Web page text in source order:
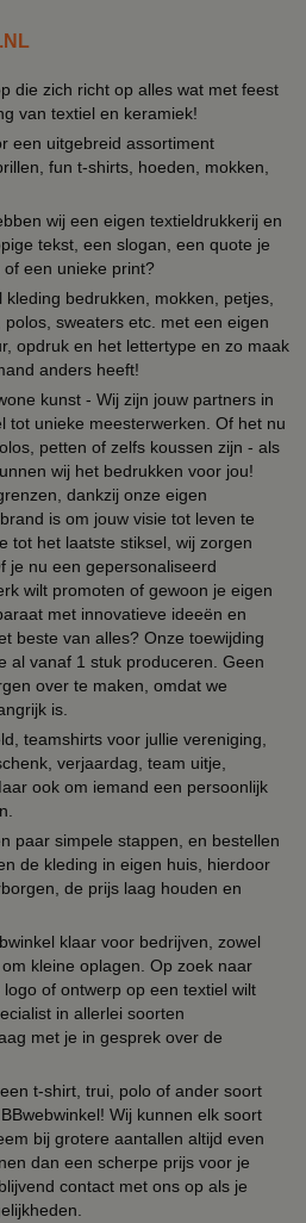
die zich richt op alles wat met feest
van textiel en keramiek!
een uitgebreid assortiment
fun t-shirts, hoeden, mokken,
wij een eigen textieldrukkerij en
tekst, een slogan, een quote je
een unieke print?
bedrukken, mokken, petjes,
sweaters etc. met een eigen
opdruk en het lettertype en zo maak
anders heeft!
kunst - Wij zijn jouw partners in
tot unieke meesterwerken. Of het nu
petten of zelfs koussen zijn - als
wij het bedrukken voor jou!
dankzij onze eigen
is om jouw visie tot leven te
tot het laatste stiksel, wij zorgen
je nu een gepersonaliseerd
wilt promoten of gewoon je eigen
met innovatieve ideeën en
beste van alles? Onze toewijding
al vanaf 1 stuk produceren. Geen
over te maken, omdat we
is.
teamshirts voor jullie vereniging,
verjaardag, team uitje,
ook om iemand een persoonlijk
paar simpele stappen, en bestellen
de kleding in eigen huis, hierdoor
de prijs laag houden en
klaar voor bedrijven, zowel
kleine oplagen. Op zoek naar
of ontwerp op een textiel wilt
in allerlei soorten
met je in gesprek over de
t-shirt, trui, polo of ander soort
Wij kunnen elk soort
bij grotere aantallen altijd even
dan een scherpe prijs voor je
contact met ons op als je